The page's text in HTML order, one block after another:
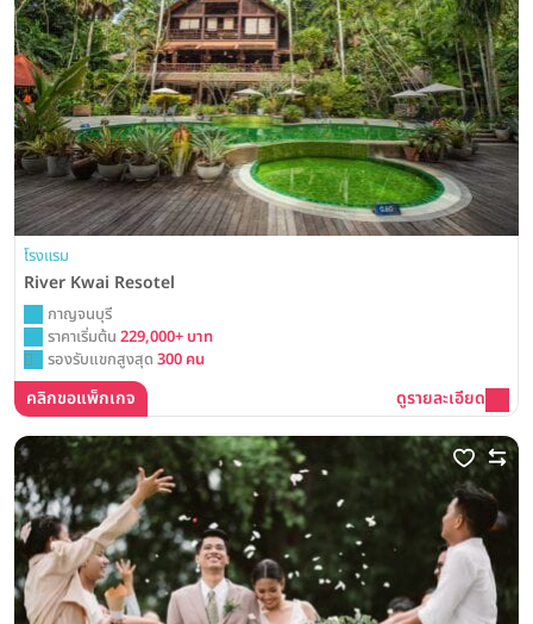
โรงแรม
River Kwai Resotel
กาญจนบุรี
ราคาเริ่มต้น 229,000+ บาท
รองรับแขกสูงสุด 300 คน
คลิกขอแพ็กเกจ ดูรายละเอียด